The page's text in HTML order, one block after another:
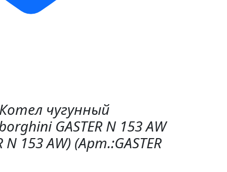
чугунный
GASTER N 153 AW
N 153 AW) (Арт.:GASTER